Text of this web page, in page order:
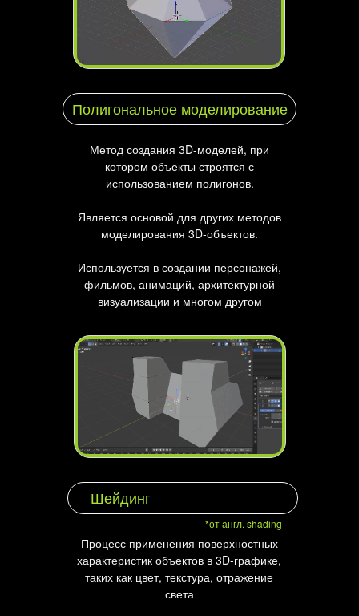
Шейдинг
Процесс применения поверхностных
характеристик объектов в 3D-графике,
таких как цвет, текстура, отражение
света
*от англ. shading
Полигональное моделирование
Метод создания 3D-моделей, при
котором объекты строятся с
использованием полигонов.
Является основой для других методов
моделирования 3D-объектов.
Используется в создании персонажей,
фильмов, анимаций, архитектурной
визуализации и многом другом